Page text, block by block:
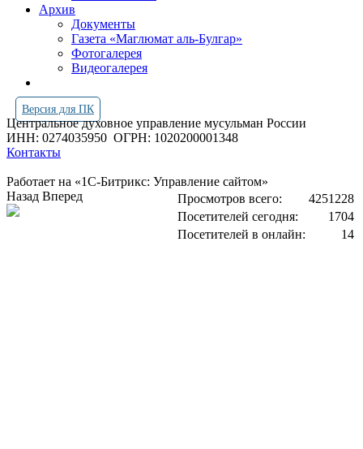
Архив
Документы
Газета «Маглюмат аль-Булгар»
Фотогалерея
Видеогалерея
Версия для ПК
Центральное духовное управление мусульман России
ИНН: 0274035950 ОГРН: 1020200001348
Контакты
Работает на «1С-Битрикс: Управление сайтом»
Просмотров всего:
4251228
Посетителей сегодня:
1704
Посетителей в онлайн:
14
Назад Вперед